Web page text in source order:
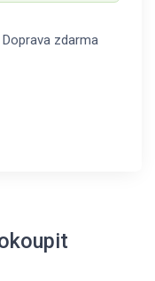
Doprava zdarma